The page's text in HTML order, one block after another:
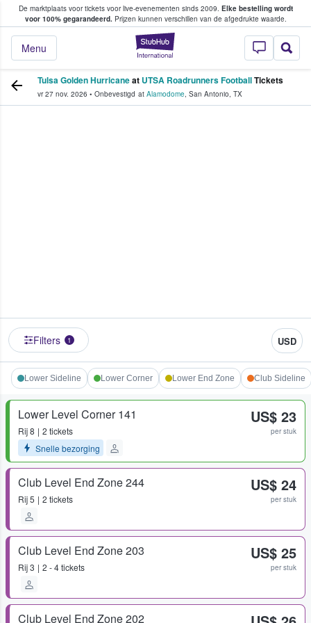
De marktplaats voor tickets voor live-evenementen sinds 2009. Elke bestelling wordt
voor 100% gegarandeerd.Prijzen kunnen verschillen van de afgedrukte waarde.
StubHub: waar
Menu
tickets kopen en verkopen
Tulsa Golden Hurricaneat UTSA Roadrunners FootballTickets
vr 27 nov. 2026 • Onbevestigd at Alamodome, San Antonio, TX
Filters 1 USD
Lower Sideline Lower Corner Lower End Zone Club Sideline
Lower Level Corner 141
Rij8
2 tickets
Snelle bezorging
US$ 23
per stuk
Club Level End Zone 244
Rij5 2 tickets
US$ 24
per stuk
Club Level End Zone 203
Rij3 2 - 4 tickets
US$ 25
per stuk
Club Level End Zone 202